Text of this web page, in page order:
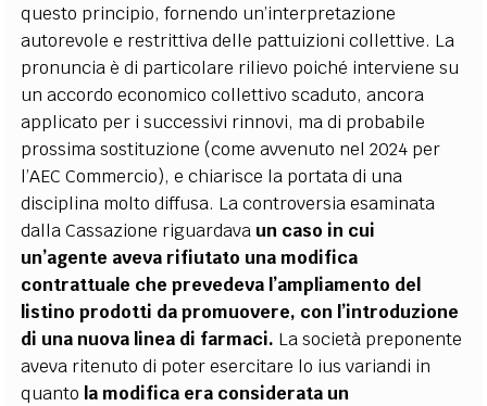
questo principio, fornendo un’interpretazione
autorevole e restrittiva delle pattuizioni collettive. La
pronuncia è di particolare rilievo poiché interviene su
un accordo economico collettivo scaduto, ancora
applicato per i successivi rinnovi, ma di probabile
prossima sostituzione (come avvenuto nel 2024 per
l’AEC Commercio), e chiarisce la portata di una
disciplina molto diffusa. La controversia esaminata
dalla Cassazione riguardava un caso in cui
un’agente aveva rifiutato una modifica
contrattuale che prevedeva l’ampliamento del
listino prodotti da promuovere, con l’introduzione
di una nuova linea di farmaci. La società preponente
aveva ritenuto di poter esercitare lo ius variandi in
quanto la modifica era considerata un